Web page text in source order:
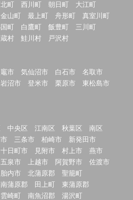
町 西川町 朝日町
大江町
金山町 最上町 舟形町
真室川町
町 白鷹町 飯豊町
三川町
村 鮭川村 戸沢村
市 気仙沼市 白石市
名取市
岩沼市 登米市 栗原市
東松島市
中央区 江南区 秋葉区
南区
三条市 柏崎市
新発田市
十日町市 見附市 村上市
燕市
五泉市 上越市 阿賀野市
佐渡市
胎内市 北蒲原郡
聖籠町
南蒲原郡 田上町
東蒲原郡
崎町 南魚沼郡
湯沢町